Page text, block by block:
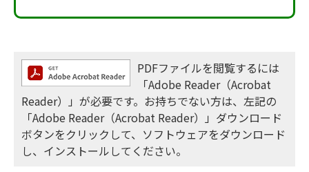
PDFファイルを閲覧するには
「Adobe Reader（Acrobat
Reader）」が必要です。お持ちでない方は、左記の
「Adobe Reader（Acrobat Reader）」ダウンロード
ボタンをクリックして、ソフトウェアをダウンロード
し、インストールしてください。